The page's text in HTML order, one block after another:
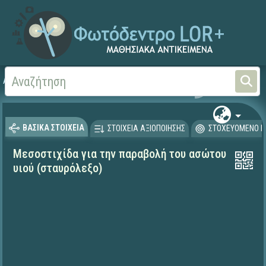
Αρχική Καινή
ΒΑΣΙΚΑ ΣΤΟΙΧΕΙΑ ΣΤΟΙΧΕΙΑ ΑΞΙΟΠΟΙΗΣΗΣ ΣΤΟΧΕΥΟΜΕΝΟ
Μεσοστιχίδα για την παραβολή του ασώτου
υιού (σταυρόλεξο)